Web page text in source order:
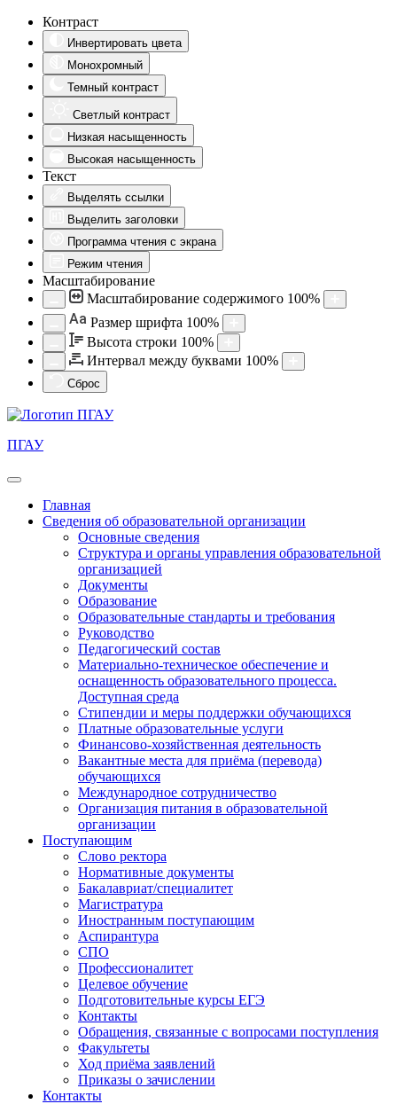
Контраст
Инвертировать цвета
Монохромный
Темный контраст
Светлый контраст
Низкая насыщенность
Высокая насыщенность
Текст
Выделять ссылки
Выделить заголовки
Программа чтения с экрана
Режим чтения
Масштабирование
Масштабирование содержимого 100%
Aa Размер шрифта 100%
Высота строки 100%
Интервал между буквами 100%
Сброс
ПГАУ
Главная
Сведения об образовательной организации
Основные сведения
Структура и органы управления образовательной
организацией
Документы
Образование
Образовательные стандарты и требования
Руководство
Педагогический состав
Материально-техническое обеспечение и
оснащенность образовательного процесса.
Доступная среда
Стипендии и меры поддержки обучающихся
Платные образовательные услуги
Финансово-хозяйственная деятельность
Вакантные места для приёма (перевода)
обучающихся
Международное сотрудничество
Организация питания в образовательной
организации
Поступающим
Слово ректора
Нормативные документы
Бакалавриат/специалитет
Магистратура
Иностранным поступающим
Аспирантура
СПО
Профессионалитет
Целевое обучение
Подготовительные курсы ЕГЭ
Контакты
Обращения, связанные с вопросами поступления
Факультеты
Ход приёма заявлений
Приказы о зачислении
Контакты